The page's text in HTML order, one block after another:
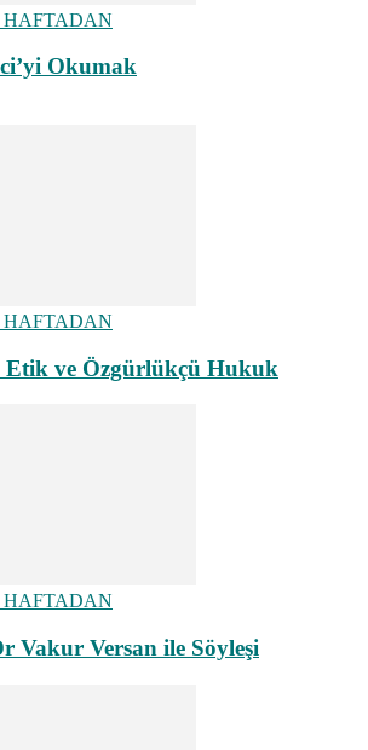
HAFTADAN
Okumak
HAFTADAN
Etik ve Özgürlükçü Hukuk
HAFTADAN
Vakur Versan ile Söyleşi